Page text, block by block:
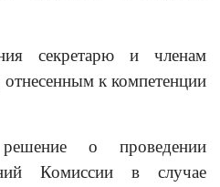
секретарю и членам
к компетенции
о проведении
Комиссии в случае